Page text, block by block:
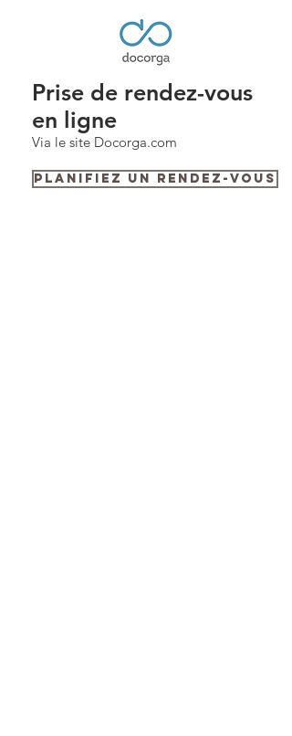
Prise de rendez-vous
en ligne
Via le site Docorga.com
Planifiez un rendez-vous